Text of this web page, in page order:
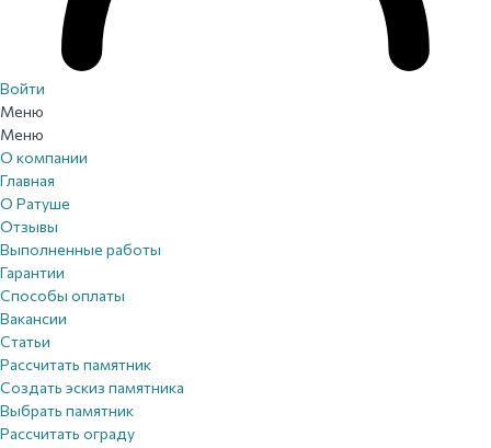
Войти
Меню
Меню
О компании
Главная
О Ратуше
Отзывы
Выполненные работы
Гарантии
Способы оплаты
Вакансии
Статьи
Рассчитать памятник
Создать эскиз памятника
Выбрать памятник
Рассчитать ограду